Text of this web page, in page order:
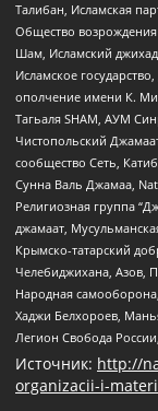
Талибан, Исламская
Общество
Шам, Исламский
Исламское
ополчение имени К.
Тагьаля SHAM, АУМ
Чистопольский
сообщество Сеть,
Сунна Валь Джамаа,
Религиозная группа
джамаат,
Крымско-татарский
Челебиджихана, Азов,
Народная
Хаджи Белхороев,
Легион Свобода
Источник: http://
organizacii-i-